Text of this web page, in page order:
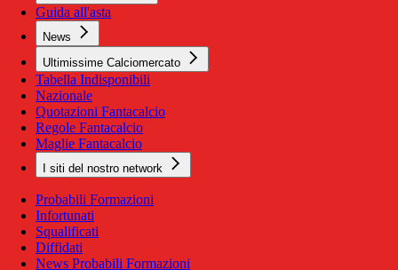
Guida all'asta
News
Ultimissime Calciomercato
Tabella Indisponibili
Nazionale
Quotazioni Fantacalcio
Regole Fantacalcio
Maglie Fantacalcio
I siti del nostro network
Probabili Formazioni
Infortunati
Squalificati
Diffidati
News Probabili Formazioni